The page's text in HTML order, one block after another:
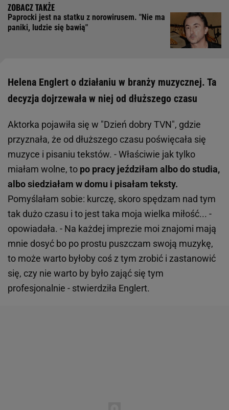
Paprocki jest na statku z norowirusem. "Nie ma
paniki, ludzie się bawią"
Helena Englert o działaniu w branży muzycznej. Ta
decyzja dojrzewała w niej od dłuższego czasu
Aktorka pojawiła się w "Dzień dobry TVN", gdzie
przyznała, że od dłuższego czasu poświęcała się
muzyce i pisaniu tekstów. - Właściwie jak tylko
miałam wolne, to po pracy jeździłam albo do studia,
albo siedziałam w domu i pisałam teksty.
Pomyślałam sobie: kurczę, skoro spędzam nad tym
tak dużo czasu i to jest taka moja wielka miłość... -
opowiadała. - Na każdej imprezie moi znajomi mają
mnie dosyć bo po prostu puszczam swoją muzykę,
to może warto byłoby coś z tym zrobić i zastanowić
się, czy nie warto by było zająć się tym
profesjonalnie - stwierdziła Englert.